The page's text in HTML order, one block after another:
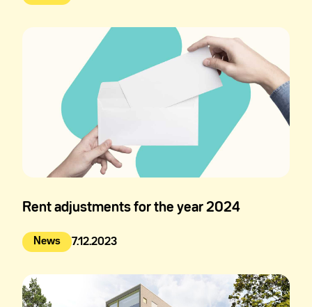
Rent adjustments for the year 2024
News
Julkaistu: 7.12.2023